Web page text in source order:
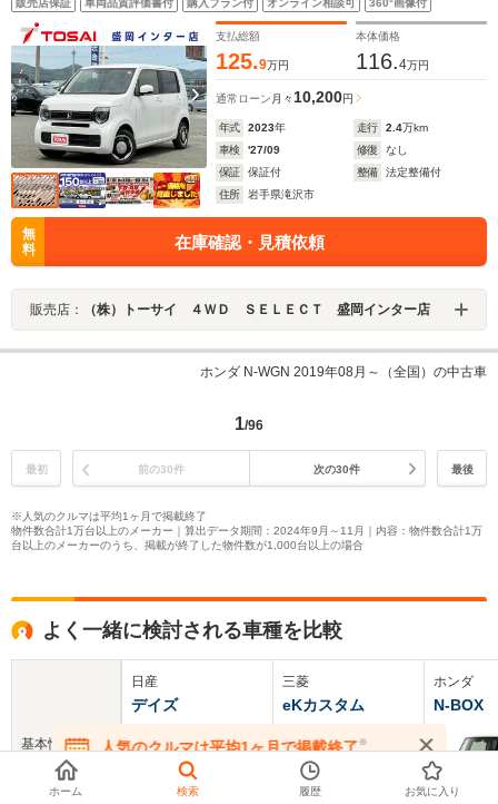
ーンキープアシスト ETC ドライブレコーダー 横滑り防止
装置
販売店保証 車両品質評価書付 購入プラン付 オンライン相談可 360°画像付
支払総額
125.9万円
本体価格
116.4万円
通常ローン 月々10,200円
年式 2023年 走行 2.4万km
車検
'27/09 修復
なし
保証
保証付 整備
法定整備付
住所
岩手県滝沢市
無
料
在庫確認・見積依頼
販売店： （株）トーサイ ４ＷＤ ＳＥＬＥＣＴ 盛岡インター店
ホンダ N-WGN 2019年08月～（全国）の中古車
1/96
最初 前の30件 次の30件 最後
※人気のクルマは平均1ヶ月で掲載終了
物件数合計1万台以上のメーカー｜算出データ期間：2024年9月～11月｜内容：物件数合計1万
台以上のメーカーのうち、掲載が終了した物件数が1,000台以上の場合
よく一緒に検討される車種を比較
基本情報
日産
デイズ
三菱
eKカスタム
ホンダ
N-BOX
人気のクルマは平均1ヶ月で掲載終了※
在庫が無くなる前にお問い合わせください
ホーム 検索 履歴 お気に入り